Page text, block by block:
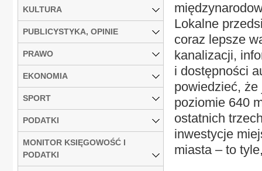
Lokalne
coraz lepsze
kanalizacji,
i dostępności
powiedzieć, że
poziomie 640
ostatnich
inwestycje
miasta – to
KULTURA
PUBLICYSTYKA, OPINIE
PRAWO
EKONOMIA
SPORT
PODATKI
MONITOR KSIĘGOWOŚĆ I
PODATKI